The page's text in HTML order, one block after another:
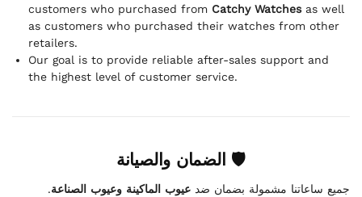
customers who purchased from Catchy Watchesas well
as customers who purchased their watches from other
retailers.
Our goal is to provide reliable after-sales support and
the highest level of customer service.
🛡 الضمان والصيانة
جميع ساعاتنا مشمولة بضمان ضد عيوب الماكينة وعيوب الصناعة.